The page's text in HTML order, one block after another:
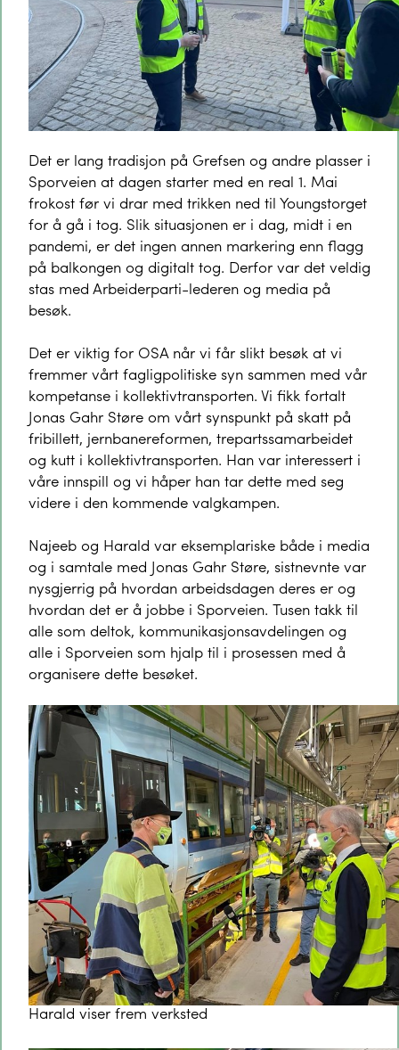
Det er lang tradisjon på Grefsen og andre plasser i
Sporveien at dagen starter med en real 1. Mai
frokost før vi drar med trikken ned til Youngstorget
for å gå i tog. Slik situasjonen er i dag, midt i en
pandemi, er det ingen annen markering enn flagg
på balkongen og digitalt tog. Derfor var det veldig
stas med Arbeiderparti-lederen og media på
besøk.
Det er viktig for OSA når vi får slikt besøk at vi
fremmer vårt fagligpolitiske syn sammen med vår
kompetanse i kollektivtransporten. Vi fikk fortalt
Jonas Gahr Støre om vårt synspunkt på skatt på
fribillett, jernbanereformen, trepartssamarbeidet
og kutt i kollektivtransporten. Han var interessert i
våre innspill og vi håper han tar dette med seg
videre i den kommende valgkampen.
Najeeb og Harald var eksemplariske både i media
og i samtale med Jonas Gahr Støre, sistnevnte var
nysgjerrig på hvordan arbeidsdagen deres er og
hvordan det er å jobbe i Sporveien. Tusen takk til
alle som deltok, kommunikasjonsavdelingen og
alle i Sporveien som hjalp til i prosessen med å
organisere dette besøket.
Harald viser frem verksted